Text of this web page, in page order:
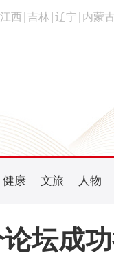
江西 吉林 辽宁 内蒙古
健康 文旅 人物
坛成